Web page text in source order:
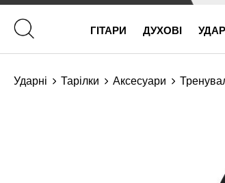
ГІТАРИ ДУХОВІ
Ударні Тарілки Аксесуари